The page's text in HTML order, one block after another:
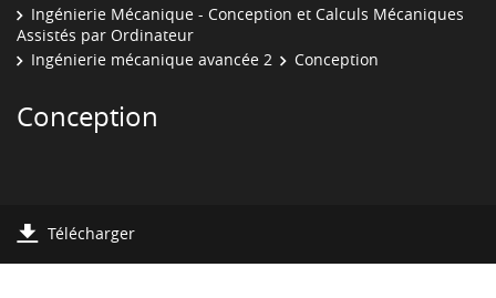
Ingénierie Mécanique - Conception et Calculs Mécaniques
Assistés par Ordinateur
Ingénierie mécanique avancée 2
Conception
Conception
Télécharger